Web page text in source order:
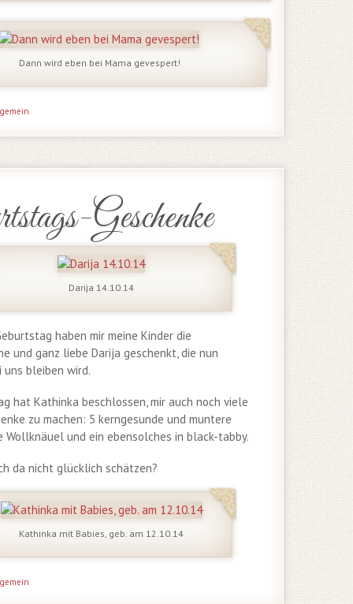
Dann wird eben bei Mama gevespert!
Geschenke
Darija 14.10.14
haben mir meine Kinder die
und ganz liebe Darija geschenkt, die nun
bleiben wird.
hat Kathinka beschlossen, mir auch noch viele
zu machen: 5 kerngesunde und muntere
Wollknäuel und ein ebensolches in black-tabby.
da nicht glücklich schätzen?
Kathinka mit Babies, geb. am 12.10.14